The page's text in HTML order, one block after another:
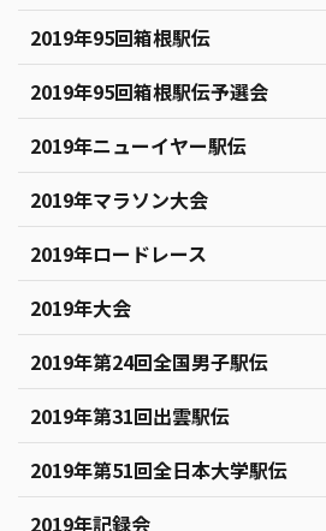
2019年95回箱根駅伝
2019年95回箱根駅伝予選会
2019年ニューイヤー駅伝
2019年マラソン大会
2019年ロードレース
2019年大会
2019年第24回全国男子駅伝
2019年第31回出雲駅伝
2019年第51回全日本大学駅伝
2019年記録会